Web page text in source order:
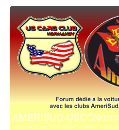
AMERISUD-
Vous avez une "américaine" ? Bravo, vous